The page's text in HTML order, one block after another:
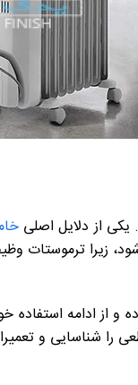
از دلایل اصلی
ترموستات
ادامه استفاده
شناسایی و